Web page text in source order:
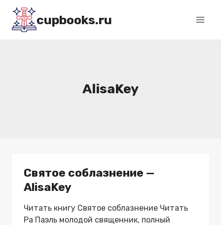
Перейти
содержимому
cupbooks.ru
AlisaKey
Святое соблазнение —
AlisaKey
Читать книгу Святое соблазнение Читать
Ра Паэль молодой священник, полный